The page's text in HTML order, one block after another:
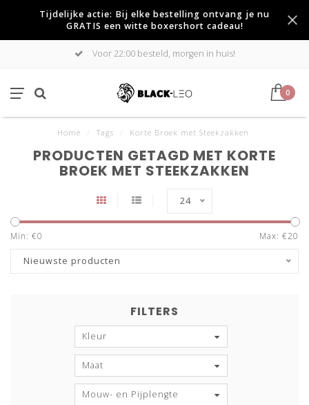
Tijdelijke actie: Bij elke bestelling ontvang je nu
GRATIS een witte boxershort cadeau!
Voor 22:00 besteld, morgen in huis!
0
Home Tags Korte Broek met Steekzakken
PRODUCTEN GETAGD MET KORTE
BROEK MET STEEKZAKKEN
24
Min: €0 Max: €20
Nieuwste producten
FILTERS
Kleur
Maat
Mouw- en Pijplengte